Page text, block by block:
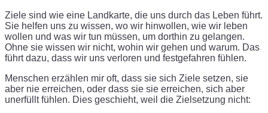
Ziele sind wie eine Landkarte, die uns durch das Leben führt.
Sie helfen uns zu wissen, wo wir hinwollen, wie wir leben
wollen und was wir tun müssen, um dorthin zu gelangen.
Ohne sie wissen wir nicht, wohin wir gehen und warum. Das
führt dazu, dass wir uns verloren und festgefahren fühlen.
Menschen erzählen mir oft, dass sie sich Ziele setzen, sie
aber nie erreichen, oder dass sie sie erreichen, sich aber
unerfüllt fühlen. Dies geschieht, weil die Zielsetzung nicht: